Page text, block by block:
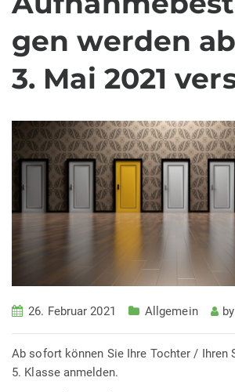
gen werden
3. Mai 2021
26. Februar 2021 Allgemein by
Ab sofort können Sie Ihre Tochter / Ihren
5. Klasse anmelden.